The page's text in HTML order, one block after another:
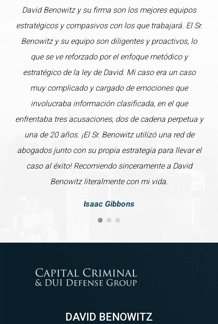
David Benowitz y su firma son los mejores equipos
estratégicos y compasivos con los que trabajará. El Sr.
Benowitz y su equipo son diligentes y proactivos, lo
que se ve reforzado por el enfoque metódico y
estratégico de la ley de David. Mi caso era un caso
muy complicado y cargado de emociones que
involucraba información clasificada, en el que
enfrentaba tres acusaciones, dos de cadena perpetua y
una de 20 años. ¡El Sr. Benowitz utilizó una red de
abogados junto con su propia estrategia para llevar el
caso al éxito! Recomiendo sinceramente a David
Benowitz literalmente con mi vida.
Isaac Gibbons
DAVID BENOWITZ